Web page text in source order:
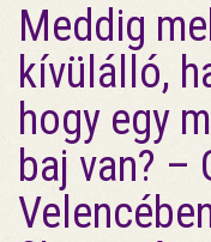
Meddig
kívülálló,
hogy egy
baj van? –